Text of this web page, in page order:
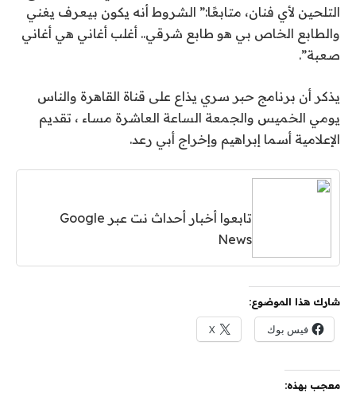
التلحين لأي فنان، متابعًا:” الشروط أنه يكون بيعرف يغني
والطابع الخاص بي هو طابع شرقي.. أغلب أغاني هي أغاني
صعبة”.
يذكر أن برنامج حبر سري يذاع على قناة القاهرة والناس
يومي الخميس والجمعة الساعة العاشرة مساء ، تقديم
الإعلامية أسما إبراهيم وإخراج أبي رعد.
تابعوا أخبار أحداث نت عبر Google
News
شارك هذا الموضوع:
فيس بوك X
معجب بهذه: